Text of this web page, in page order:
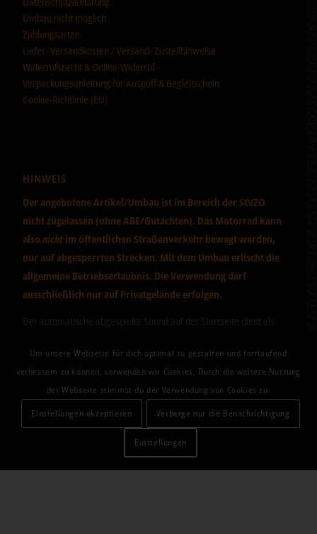
Umbau nicht möglich
Zahlungsarten
Liefer- Versandkosten / Versand- Zustellhinweise
Widerrufsrecht & Online-Widerruf
Verpackungsanleitung für Auspuff & Begleitschein
Cookie-Richtlinie (EU)
HINWEIS
Der angebotene Artikel/Umbau ist im Bereich der StVZO
nicht zugelassen (ohne ABE/Gutachten). Das Motorrad kann
alsonicht im öffentlichen Straßenverkehr bewegt werden,
nur auf abgesperrten Strecken. Mit dem Umbau erlischt die
allgemeine Betriebserlaubnis. Die Verwendung darf
ausschließlich nur auf Privatgelände erfolgen.
Der automatische abgespielte Sound auf der Startseite dient als
Alle angegebenen Firmen- und Markennamen und Warenzeichen,
sind Eigentum Ihrer Inhaber und dienen lediglich zur Identifikation
und Beschreibung der Angebote.
Um unsere Webseite für dich optimal zu gestalten und fortlaufend
verbessern zu können, verwenden wir Cookies. Durch die weitere Nutzung
der Webseite stimmst du der Verwendung von Cookies zu.
Einstellungen akzeptieren
Verberge nur die Benachrichtigung
Einstellungen